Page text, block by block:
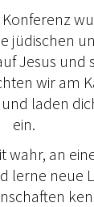
Konferenz
jüdischen
Jesus und
wir am
laden
ein.
wahr, an
lerne neue